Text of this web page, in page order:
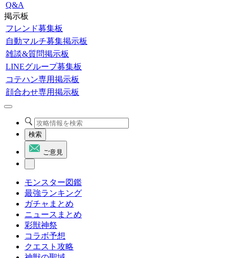
Q&A
掲示板
フレンド募集板
自動マルチ募集掲示板
雑談&質問掲示板
LINEグループ募集板
コテハン専用掲示板
顔合わせ専用掲示板
検索
ご意見
モンスター図鑑
最強ランキング
ガチャまとめ
ニュースまとめ
彩獣神祭
コラボ予想
クエスト攻略